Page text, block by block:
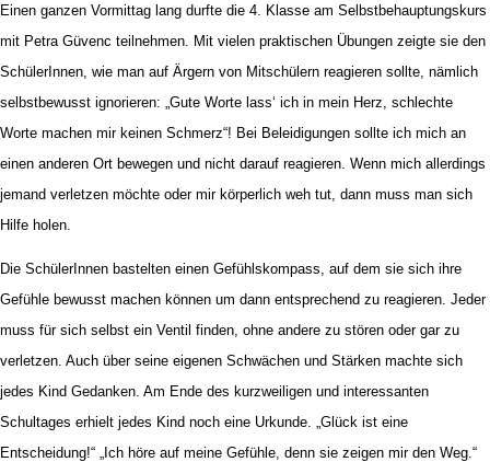
Einen ganzen Vormittag lang durfte die 4. Klasse am Selbstbehauptungskurs
mit Petra Güvenc teilnehmen. Mit vielen praktischen Übungen zeigte sie den
SchülerInnen, wie man auf Ärgern von Mitschülern reagieren sollte, nämlich
selbstbewusst ignorieren: „Gute Worte lass‘ ich in mein Herz, schlechte
Worte machen mir keinen Schmerz“! Bei Beleidigungen sollte ich mich an
einen anderen Ort bewegen und nicht darauf reagieren. Wenn mich allerdings
jemand verletzen möchte oder mir körperlich weh tut, dann muss man sich
Hilfe holen.
Die SchülerInnen bastelten einen Gefühlskompass, auf dem sie sich ihre
Gefühle bewusst machen können um dann entsprechend zu reagieren. Jeder
muss für sich selbst ein Ventil finden, ohne andere zu stören oder gar zu
verletzen. Auch über seine eigenen Schwächen und Stärken machte sich
jedes Kind Gedanken. Am Ende des kurzweiligen und interessanten
Schultages erhielt jedes Kind noch eine Urkunde. „Glück ist eine
Entscheidung!“ „Ich höre auf meine Gefühle, denn sie zeigen mir den Weg.“